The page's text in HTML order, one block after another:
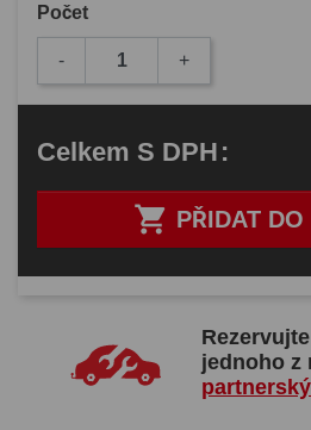
Počet
- +
 PŘIDAT
Celkem S DPH:
jednoho z